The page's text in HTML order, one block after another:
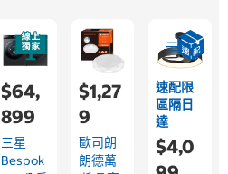
$64,
899
三星
Bespok
$1,27
9
歐司朗
朗德萬
速配限
區隔日
達
$4,0